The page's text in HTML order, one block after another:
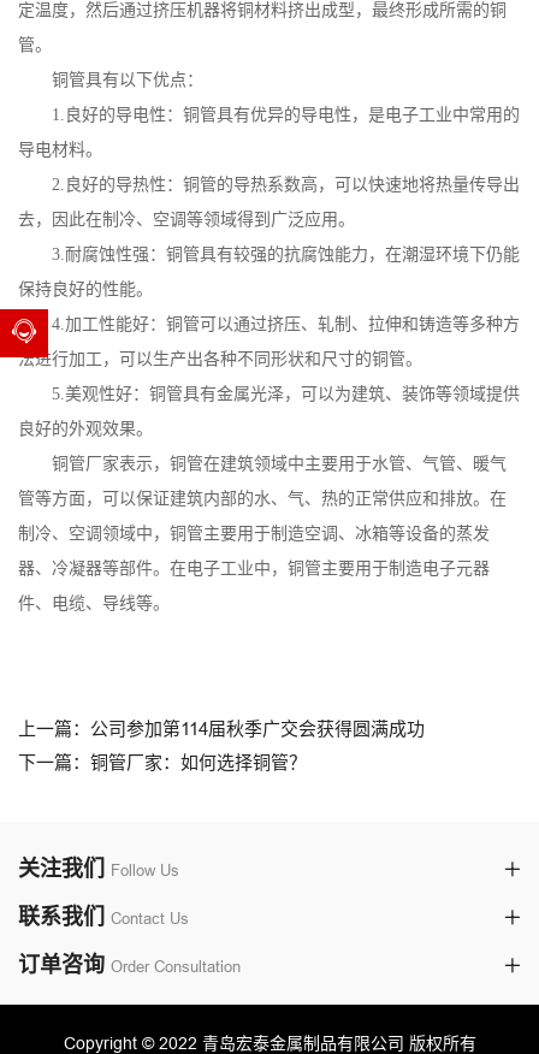
定温度，然后通过挤压机器将铜材料挤出成型，最终形成所需的铜
管。
铜管具有以下优点：
1.良好的导电性：铜管具有优异的导电性，是电子工业中常用的
导电材料。
2.良好的导热性：铜管的导热系数高，可以快速地将热量传导出
去，因此在制冷、空调等领域得到广泛应用。
3.耐腐蚀性强：铜管具有较强的抗腐蚀能力，在潮湿环境下仍能
保持良好的性能。
4.加工性能好：铜管可以通过挤压、轧制、拉伸和铸造等多种方
法进行加工，可以生产出各种不同形状和尺寸的铜管。
5.美观性好：铜管具有金属光泽，可以为建筑、装饰等领域提供
良好的外观效果。
铜管厂家表示，铜管在建筑领域中主要用于水管、气管、暖气
管等方面，可以保证建筑内部的水、气、热的正常供应和排放。在
制冷、空调领域中，铜管主要用于制造空调、冰箱等设备的蒸发
器、冷凝器等部件。在电子工业中，铜管主要用于制造电子元器
件、电缆、导线等。
上一篇：公司参加第114届秋季广交会获得圆满成功
下一篇：铜管厂家：如何选择铜管？
关注我们 Follow Us
联系我们 Contact Us
订单咨询 Order Consultation
Copyright © 2022 青岛宏泰金属制品有限公司 版权所有